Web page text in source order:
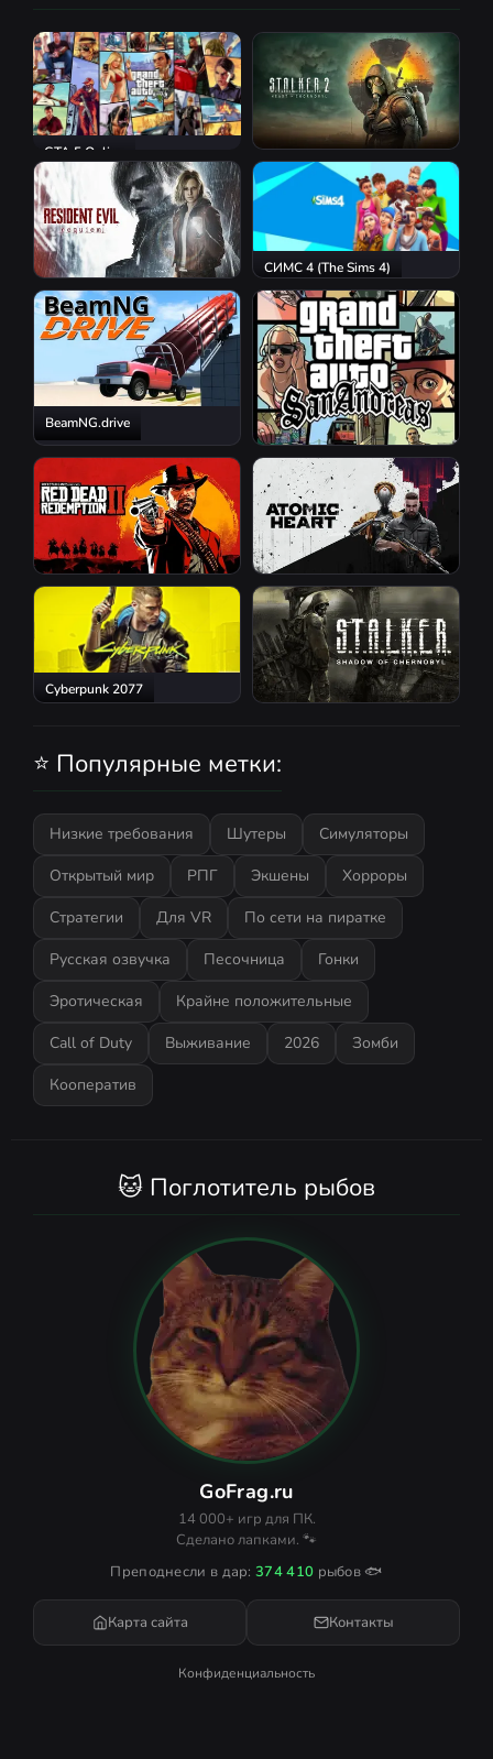
GTA 5 Online
S.T.A.L.K.E.R. 2: Heart of
Chornobyl
Resident Evil Requiem
СИМС 4 (The Sims 4)
BeamNG.drive
GTA San Andreas
Red Dead Redemption 2 Atomic Heart
Cyberpunk 2077
⭐ Популярные метки:
Низкие требования Шутеры
Симуляторы
Открытый мир
РПГ Экшены
Хорроры
Стратегии
Для VR
По сети на пиратке
Русская озвучка
Песочница
Гонки
Эротическая
Крайне положительные
Call of Duty
Выживание 2026
Зомби
Кооператив
🐱 Поглотитель рыбов
GoFrag.ru
14 000+ игр для ПК.
Сделано лапками. 🐾
Преподнесли в дар:374 410 рыбов 🐟
Карта сайта Контакты
Конфиденциальность